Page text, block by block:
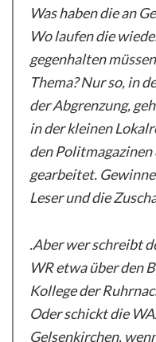
Was haben die an
Wo laufen die
gegenhalten
Thema? Nur so, in
der Abgrenzung,
in der kleinen
den Politmagazinen
gearbeitet.
Leser und die
.Aber wer schreibt
WR etwa über den
Kollege der
Oder schickt die
Gelsenkirchen,